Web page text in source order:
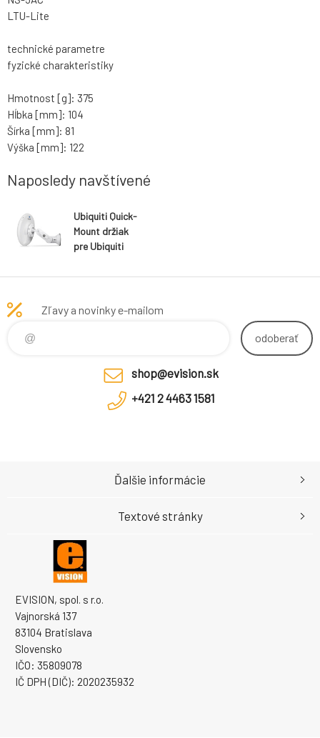
LTU-Lite
technické parametre
fyzické charakteristiky
Hmotnost [g]: 375
Hĺbka [mm]: 104
Šírka [mm]: 81
Výška [mm]: 122
Naposledy navštívené
Ubiquiti Quick-
Mount držiak
pre Ubiquiti
Zľavy a novinky e-mailom
odoberať
shop@evision.sk
+421 2 4463 1581
EVISION, spol. s r.o.
Vajnorská 137
83104 Bratislava
Slovensko
IČO: 35809078
IČ DPH (DIČ): 2020235932
Ďalšie informácie
Textové stránky